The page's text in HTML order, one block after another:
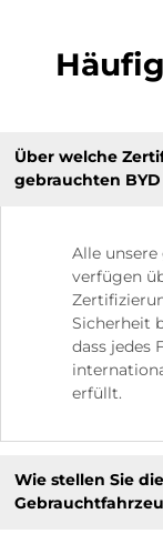
Über welche
gebrauchten BYD
Alle unsere
verfügen
Sicherheit
dass jedes
erfüllt.
Wie stellen Sie